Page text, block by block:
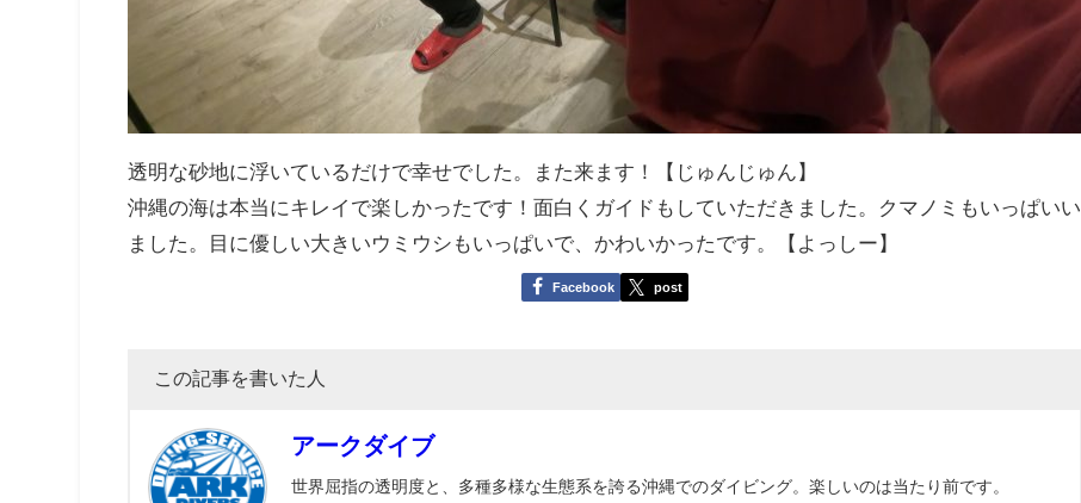
透明な砂地に浮いているだけで幸せでした。また来ます！【じゅんじゅん】
沖縄の海は本当にキレイで楽しかったです！面白くガイドもしていただきました。クマノミもいっぱいい
ました。目に優しい大きいウミウシもいっぱいで、かわいかったです。【よっしー】
Facebook post
この記事を書いた人
アークダイブ
世界屈指の透明度と、多種多様な生態系を誇る沖縄でのダイビング。楽しいのは当たり前です。